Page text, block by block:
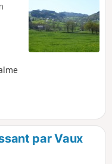
par Vaux